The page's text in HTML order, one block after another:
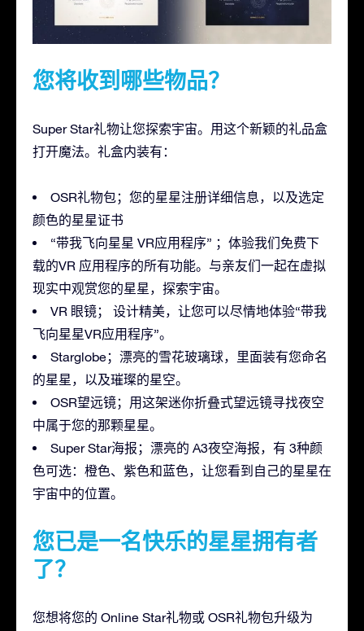
您将收到哪些物品？
Super Star礼物让您探索宇宙。用这个新颖的礼品盒
打开魔法。礼盒内装有：
OSR礼物包；您的星星注册详细信息，以及选定
颜色的星星证书
“带我飞向星星 VR应用程序” ；体验我们免费下
载的VR 应用程序的所有功能。与亲友们一起在虚拟
现实中观赏您的星星，探索宇宙。
VR 眼镜； 设计精美，让您可以尽情地体验“带我
飞向星星VR应用程序”。
Starglobe；漂亮的雪花玻璃球，里面装有您命名
的星星，以及璀璨的星空。
OSR望远镜；用这架迷你折叠式望远镜寻找夜空
中属于您的那颗星星。
Super Star海报；漂亮的 A3夜空海报，有 3种颜
色可选：橙色、紫色和蓝色，让您看到自己的星星在
宇宙中的位置。
您已是一名快乐的星星拥有者
了？
您想将您的 Online Star礼物或 OSR礼物包升级为